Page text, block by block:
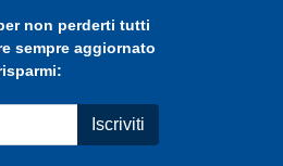
non perderti tutti
sempre aggiornato
Iscriviti